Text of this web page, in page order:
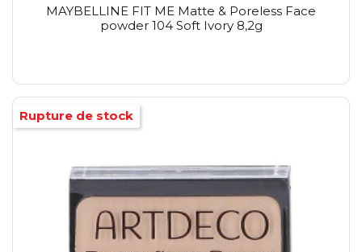
MAYBELLINE FIT ME Matte & Poreless Face
powder 104 Soft Ivory 8,2g
Rupture de stock